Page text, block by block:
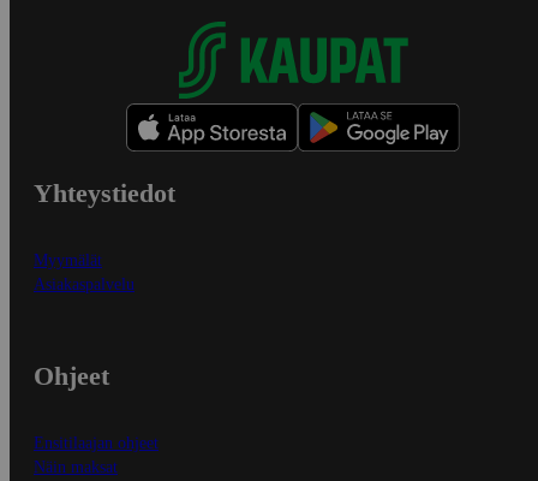
Yhteystiedot
Myymälät
Asiakaspalvelu
Ohjeet
Ensitilaajan ohjeet
Näin maksat